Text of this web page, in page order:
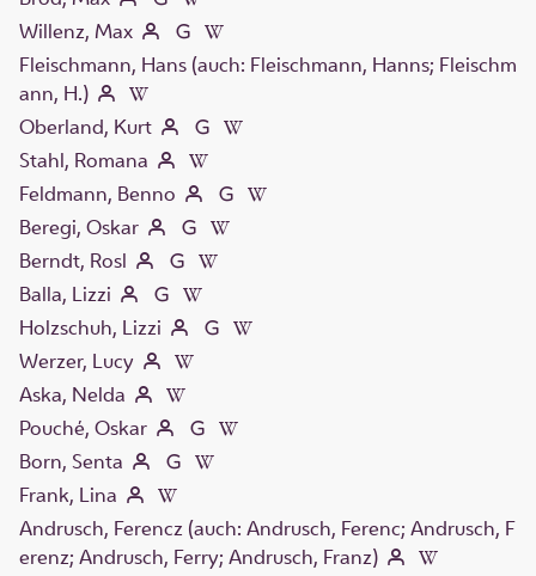
Willenz, Max
Fleischmann, Hans (auch: Fleischmann, Hanns; Fleischm
ann, H.)
Oberland, Kurt
Stahl, Romana
Feldmann, Benno
Beregi, Oskar
Berndt, Rosl
Balla, Lizzi
Holzschuh, Lizzi
Werzer, Lucy
Aska, Nelda
Pouché, Oskar
Born, Senta
Frank, Lina
Andrusch, Ferencz (auch: Andrusch, Ferenc; Andrusch, F
erenz; Andrusch, Ferry; Andrusch, Franz)